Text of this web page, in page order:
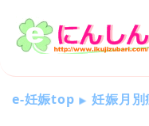
e-妊娠top 妊娠月別